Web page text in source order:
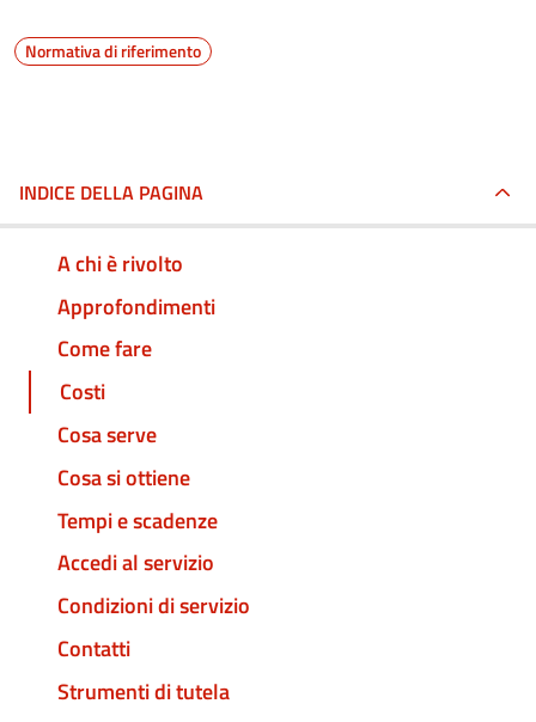
Normativa di riferimento
INDICE DELLA PAGINA
A chi è rivolto
Approfondimenti
Come fare
Costi
Cosa serve
Cosa si ottiene
Tempi e scadenze
Accedi al servizio
Condizioni di servizio
Contatti
Strumenti di tutela